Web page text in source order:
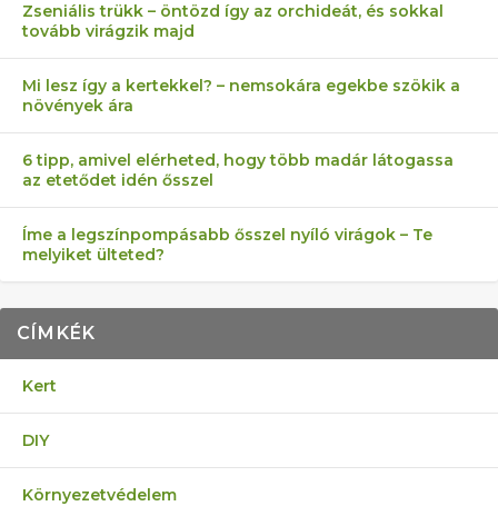
Zseniális trükk – öntözd így az orchideát, és sokkal
tovább virágzik majd
Mi lesz így a kertekkel? – nemsokára egekbe szökik a
növények ára
6 tipp, amivel elérheted, hogy több madár látogassa
az etetődet idén ősszel
Íme a legszínpompásabb ősszel nyíló virágok – Te
melyiket ülteted?
CÍMKÉK
Kert
DIY
Környezetvédelem